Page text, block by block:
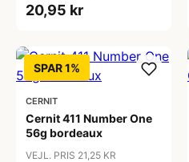
20,95 kr
SPAR 1%
CERNIT
Cernit 411 Number One
56g bordeaux
VEJL. PRIS 21,25 KR